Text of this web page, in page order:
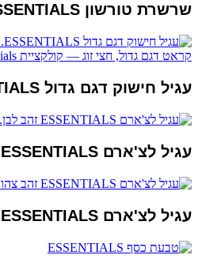
שרשרת טורשון ESSENTIALS
עגיל חישוק דגם גדול ESSENTIALS
עגיל לצ'ארם ESSENTIALS זהב לבן
עגיל לצ'ארם ESSENTIALS זהב צהוב